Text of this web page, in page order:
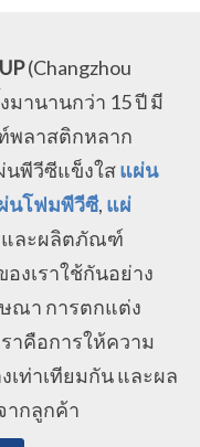
(Changzhou
มานานกว่า 15 ปีมี
ลาสติกหลาก
นพีวีซีแข็งใสแผ่น
นโฟมพีวีซี, แผ่
และผลิตภัณฑ์
งเราใช้กันอย่าง
ณา การตกแต่ง
าคือการให้ความ
ท่าเทียมกัน และผล
ากลูกค้า